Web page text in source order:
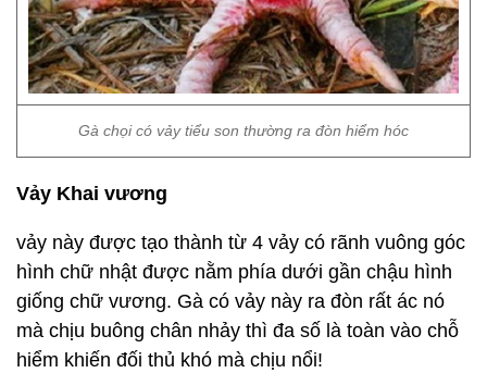
Gà chọi có vảy tiểu son thường ra đòn hiểm hóc
Vảy Khai vương
vảy này được tạo thành từ 4 vảy có rãnh vuông góc
hình chữ nhật được nằm phía dưới gần chậu hình
giống chữ vương. Gà có vảy này ra đòn rất ác nó
mà chịu buông chân nhảy thì đa số là toàn vào chỗ
hiểm khiến đối thủ khó mà chịu nổi!